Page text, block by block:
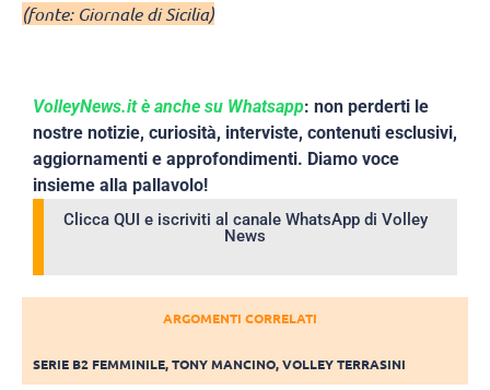
(fonte: Giornale di Sicilia)
VolleyNews.it è anche su Whatsapp: non perderti le
nostre notizie, curiosità, interviste, contenuti esclusivi,
aggiornamenti e approfondimenti. Diamo voce
insieme alla pallavolo!
Clicca QUI e iscriviti al canale WhatsApp di Volley
News
ARGOMENTI CORRELATI
SERIE B2 FEMMINILE,TONY MANCINO,VOLLEY TERRASINI